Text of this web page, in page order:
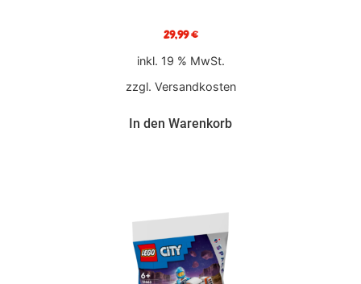
29,99€
inkl. 19 % MwSt.
zzgl. Versandkosten
In den Warenkorb